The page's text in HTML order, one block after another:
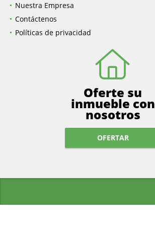
Nuestra Empresa
Contáctenos
Políticas de privacidad
Oferte su
inmueble con
nosotros
OFERTAR